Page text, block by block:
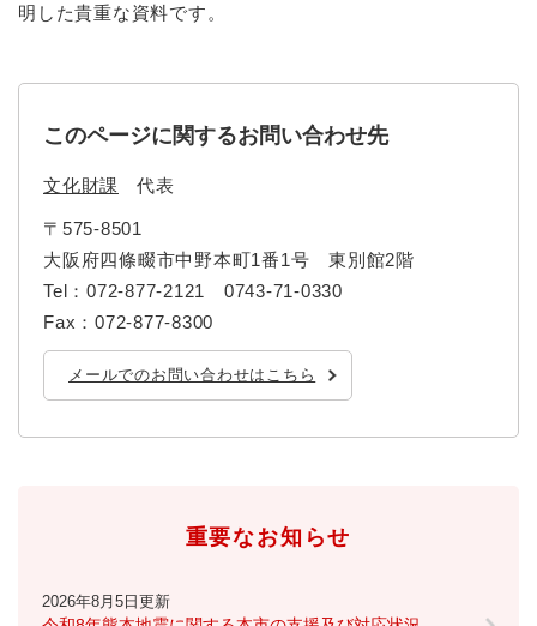
明した貴重な資料です。
このページに関するお問い合わせ先
文化財課 代表
〒575-8501
大阪府四條畷市中野本町1番1号 東別館2階
Tel：072-877-2121 0743-71-0330
Fax：072-877-8300
メールでのお問い合わせはこちら
重要なお知らせ
2026年8月5日更新